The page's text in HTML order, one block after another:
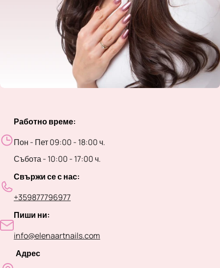
Работно време:
Пон - Пет 09:00 - 18:00 ч.
Събота - 10:00 - 17:00 ч.
Свържи се с нас:
+359877796977
Пиши ни:
info@elenaartnails.com
Адрес